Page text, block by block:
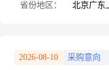
省份地区： 北京广东
2026-08-10 采购意向